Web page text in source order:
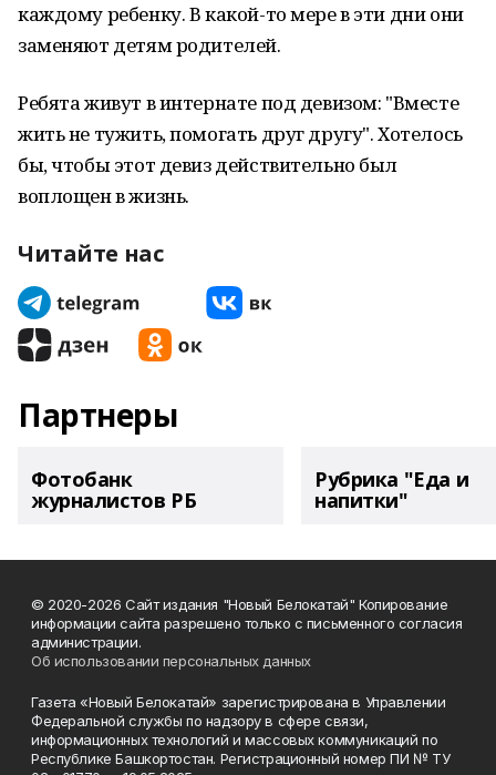
каждому ребенку. В какой-то мере в эти дни они
заменяют детям родителей.
Ребята живут в интернате под девизом: "Вместе
жить не тужить, помогать друг другу". Хотелось
бы, чтобы этот девиз действительно был
воплощен в жизнь.
Читайте нас
Партнеры
Фотобанк
журналистов РБ
Рубрика "Еда и
напитки"
© 2020-2026 Сайт издания "Новый Белокатай" Копирование
информации сайта разрешено только с письменного согласия
администрации.
Об использовании персональных данных
Газета «Новый Белокатай» зарегистрирована в Управлении
Федеральной службы по надзору в сфере связи,
информационных технологий и массовых коммуникаций по
Республике Башкортостан. Регистрационный номер ПИ № ТУ